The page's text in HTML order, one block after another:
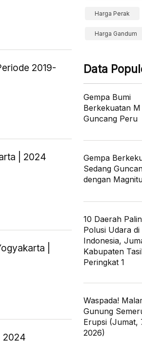
2019-
| 2024
|
2024
Harga Perak
Harga Gandum
Data
Gempa Bumi
Berkekuatan M
Guncang Peru
Gempa
Sedang
dengan
10 Daerah
Polusi Udara di
Indonesia,
Kabupaten
Peringkat 1
Waspada!
Gunung
Erupsi (Jumat,
2026)